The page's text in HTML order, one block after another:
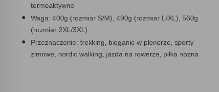
termoaktywne
Waga: 400g (rozmiar S/M), 490g (rozmiar L/XL), 560g
(rozmiar 2XL/3XL)
Przeznaczenie: trekking, bieganie w plenerze, sporty
zimowe, nordic walking, jazda na rowerze, piłka nożna